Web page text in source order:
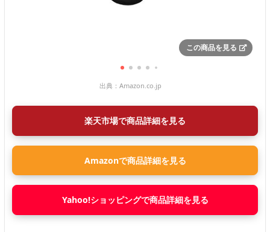
この商品を見る
出典： Amazon.co.jp
楽天市場で商品詳細を見る
Amazonで商品詳細を見る
Yahoo!ショッピングで商品詳細を見る